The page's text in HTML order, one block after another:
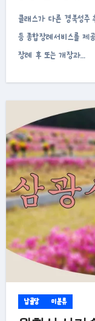
클래스가 다른 경북성주 추모공원안녕하십니까 장례와 장지,개장이장,유골함
등 종합장례서비스를
장례 후 또는 개장과…
납골당 미분류